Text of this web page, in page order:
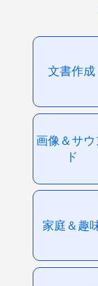
文書作成
画像＆サウ
ド
家庭＆趣